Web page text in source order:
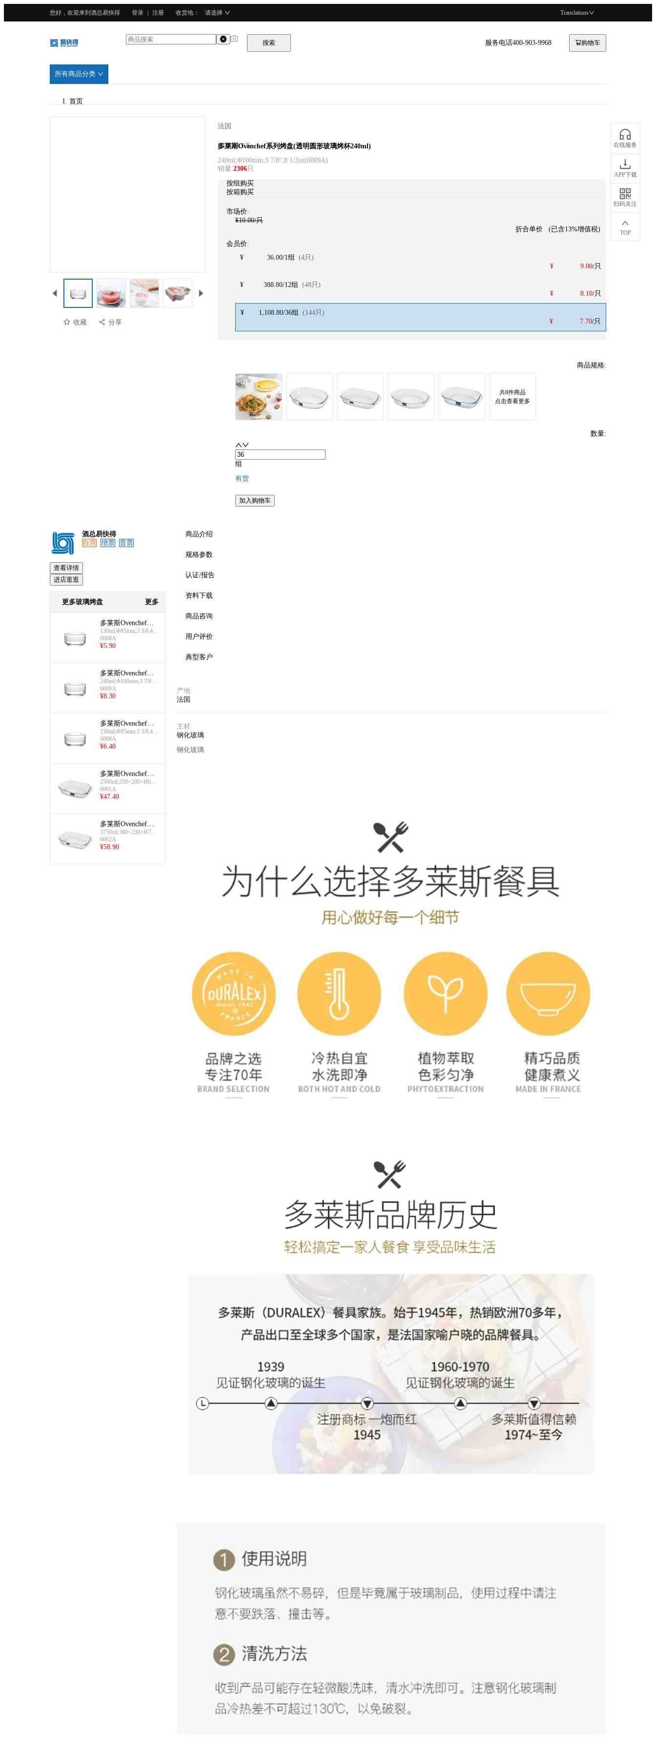
您好，欢迎来到酒总易快得 登录 注册 收货地 ： 请选择 Translations
搜索 服务电话400-903-9968 购物车
所有商品分类
在线服务
APP下载
扫码关注
TOP
首页
预览
收藏 分享
法国
DURALEX
多莱斯Ovenchef系列烤盘(透明圆形玻璃烤杯240ml)
240ml;Φ100mm;3 7/8";8 1/2oz(6009A)
销量:2306只
按组 购买
按箱购买
市场价:
¥10.00/只
折合单价
(已含13%增值税)
会员价:
¥
36.00/1组 (4只)
¥
9.00/只
¥ 388.80/12组 (48只)
¥
8.10/只
¥ 1,108.80/36组 (144只)
¥
7.70/只
商品规格:
共8件商品
点击查看更多
数量:
组
有货
加入购物车
酒总易快得
自营
增票 普票
查看详情
进店逛逛
更多玻璃烤盘 更多
多莱斯Ovenchef玻
璃烤盘(透明圆形-1
30ml)
130ml;Φ85mm;3 3/8;4 5/
8oz
6008A
¥5.90
多莱斯Ovenchef玻
璃烤盘(透明圆形-2
40ml)
240ml;Φ100mm;3 7/8";8
1/2oz
6009A
¥8.30
多莱斯Ovenchef系
列烤盘(透明圆形玻
璃烤杯130ml)
130ml;Φ85mm;3 3/8;4 5/
8oz
6008A
¥6.40
多莱斯Ovenchef系
列烤盘(透明长方形
玻璃烤盘2500ml)
2500ml;330×200×H65m
m;13inch;88OZ
6001A
¥47.40
多莱斯Ovenchef系
列烤盘(透明长方形
玻璃烤盘3750ml)
3750ml;380×230×H70m
m;15inch;132OZ
6002A
¥58.90
商品介绍
规格参数
认证/报告
资料下载
商品咨询
用户评价
典型客户
产地:
法国
主材:
钢化玻璃
钢化玻璃